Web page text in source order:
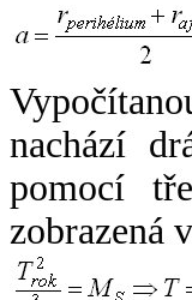
nachází
pomocí
zobrazená